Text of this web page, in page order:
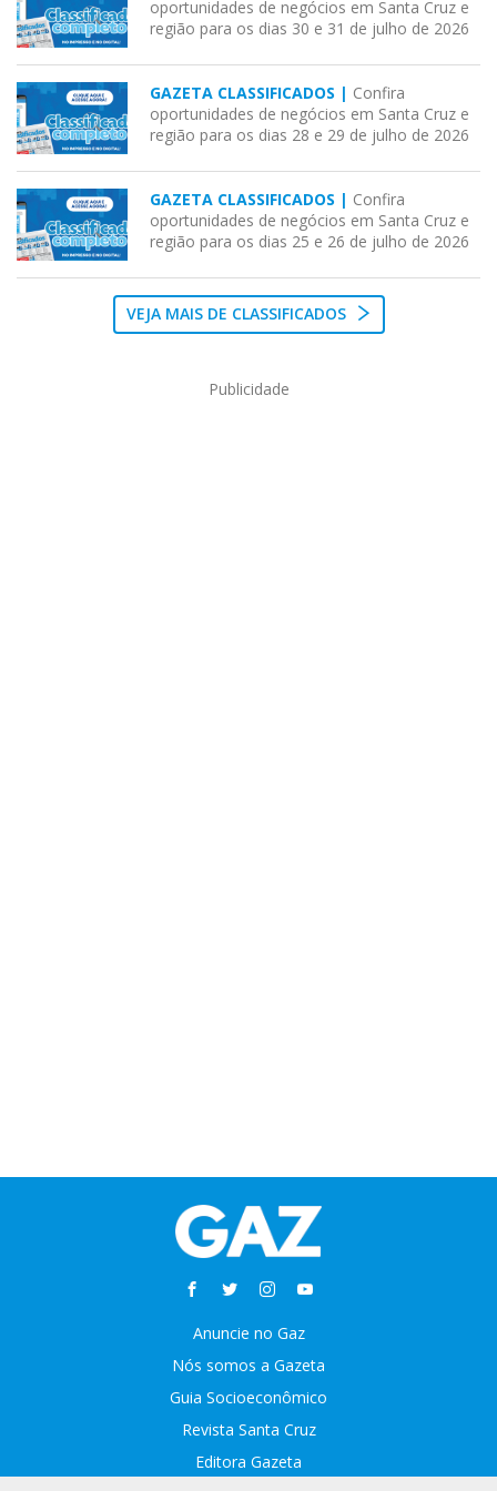
oportunidades de negócios em Santa Cruz e
região para os dias 30 e 31 de julho de 2026
GAZETA CLASSIFICADOS | Confira
oportunidades de negócios em Santa Cruz e
região para os dias 28 e 29 de julho de 2026
GAZETA CLASSIFICADOS | Confira
oportunidades de negócios em Santa Cruz e
região para os dias 25 e 26 de julho de 2026
VEJA MAIS DE CLASSIFICADOS
Publicidade
Anuncie no Gaz
Nós somos a Gazeta
Guia Socioeconômico
Revista Santa Cruz
Editora Gazeta